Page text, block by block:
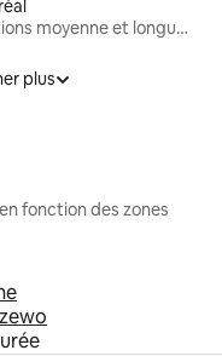
Locations moyenne et longue durée
plus
fonction des zones